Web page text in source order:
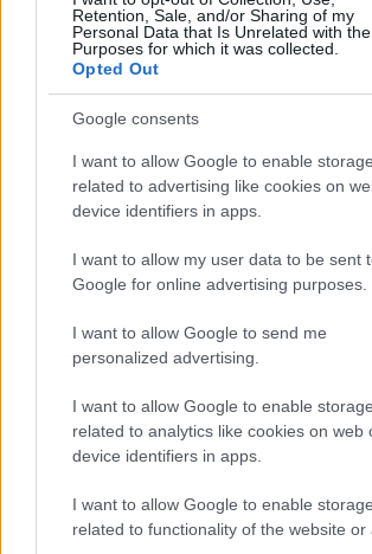
Retention, Sale, and/or Sharing of my
Personal Data that Is Unrelated with the
Purposes for which it was collected.
Opted Out
Google consents
I want to allow Google to enable storage
related to advertising like cookies on
device identifiers in apps.
I want to allow my user data to be sent
Google for online advertising purposes.
I want to allow Google to send me
personalized advertising.
I want to allow Google to enable storage
related to analytics like cookies on web
device identifiers in apps.
I want to allow Google to enable storage
related to functionality of the website or
Nem akarsz lemaradni semmiről?
jön szembe GSO-n vagy a social
hogy naprakész maradj, kiválogatjuk
Kijelentem, hogy azadatkezelési nyilatkozat
megismertem és azt elfogadom.
Feliratkozom
SMASH by Meló-Diák: Homok, zene és